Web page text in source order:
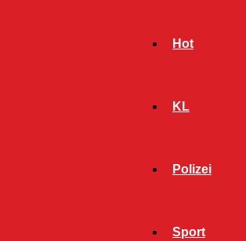
Hot
KL
Polizei
Sport